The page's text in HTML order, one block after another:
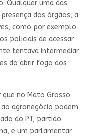
Qualquer uma das
dos órgãos, a
como por exemplo
policiais de acessar
tentava intermediar
do abrir fogo dos
no Mato Grosso
agronegócio podem
do PT, partido
e um parlamentar